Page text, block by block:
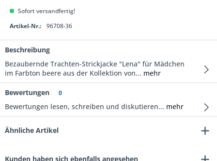
Sofort versandfertig!
Artikel-Nr.:
96708-36
Beschreibung
Bezaubernde Trachten-Strickjacke "Lena" für Mädchen
im Farbton beere aus der Kollektion von... mehr
Bewertungen 0
Bewertungen lesen, schreiben und diskutieren... mehr
Ähnliche Artikel
Kunden haben sich ebenfalls angesehen